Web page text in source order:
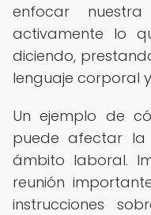
enfocar
activamente lo
diciendo,
lenguaje corporal
Un ejemplo de
puede afectar
ámbito laboral.
reunión
instrucciones